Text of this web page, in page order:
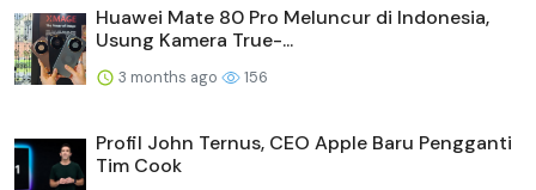
Huawei Mate 80 Pro Meluncur di Indonesia,
Usung Kamera True-...
3 months ago 156
Profil John Ternus, CEO Apple Baru Pengganti
Tim Cook